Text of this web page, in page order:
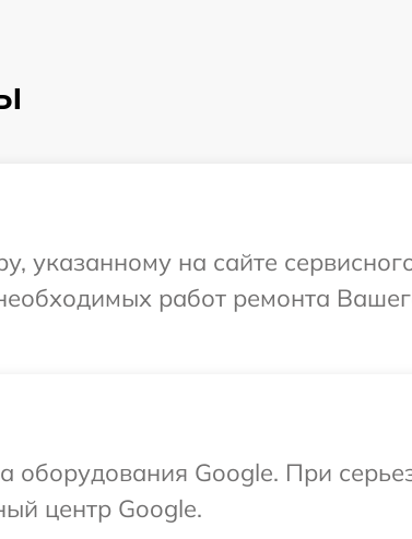
указанному на сайте
работ ремонта
оборудования Google. При
центр Google.